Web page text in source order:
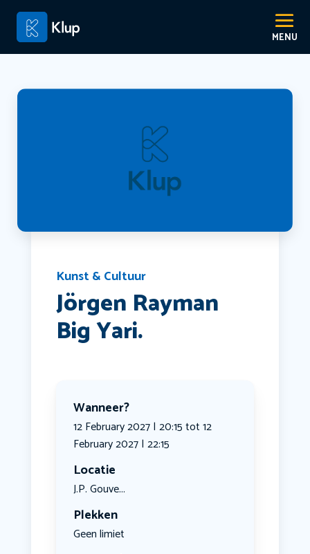
Kunst & Cultuur
Jörgen Rayman
Big Yari.
Wanneer?
12 February 2027 | 20:15 tot 12
February 2027 | 22:15
Locatie
J.P. Gouve...
Plekken
Geen limiet